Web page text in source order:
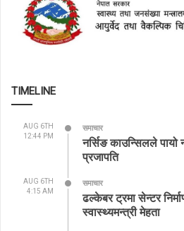
TIMELINE
AUG 6TH
12:44 PM
समाचार
नर्सिङ काउन्सिलले पायो
प्रजापति
AUG 6TH
4:15 AM
समाचार
ढल्केबर ट्रमा सेन्टर
स्वास्थ्यमन्त्री मेहता